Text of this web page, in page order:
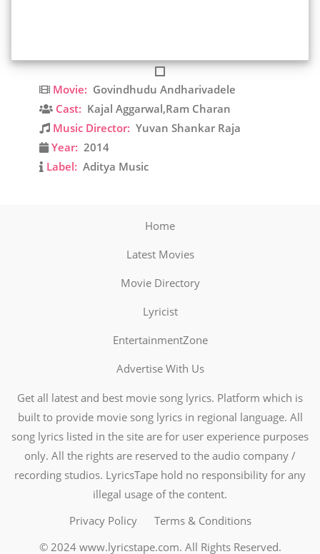
Movie: Govindhudu Andharivadele
Cast: Kajal Aggarwal,Ram Charan
Music Director: Yuvan Shankar Raja
Year: 2014
Label: Aditya Music
Home
Latest Movies
Movie Directory
Lyricist
EntertainmentZone
Advertise With Us
Get all latest and best movie song lyrics. Platform which is
built to provide movie song lyrics in regional language. All
song lyrics listed in the site are for user experience purposes
only. All the rights are reserved to the audio company /
recording studios. LyricsTape hold no responsibility for any
illegal usage of the content.
Privacy Policy
Terms & Conditions
© 2024 www.lyricstape.com. All Rights Reserved.